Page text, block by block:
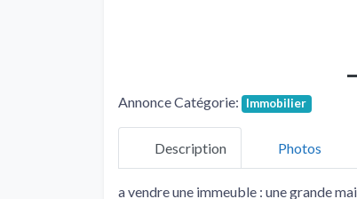
Annonce Catégorie: Immobilier
Description Photos
a vendre une immeuble : une grande